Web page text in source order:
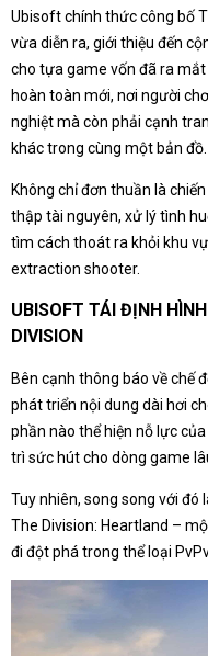
Ubisoft chính thức công bố
vừa diễn ra, giới thiệu đến
cho tựa game vốn đã ra
hoàn toàn mới, nơi người
nghiệt mà còn phải cạnh
khác trong cùng một bản đồ.
Không chỉ đơn thuần là
thập tài nguyên, xử lý tình
tìm cách thoát ra khỏi khu
extraction shooter.
UBISOFT TÁI ĐỊNH
DIVISION
Bên cạnh thông báo về chế
phát triển nội dung dài hơi
phần nào thể hiện nỗ lực
trì sức hút cho dòng game
Tuy nhiên, song song với đó
The Division: Heartland –
đi đột phá trong thể loại